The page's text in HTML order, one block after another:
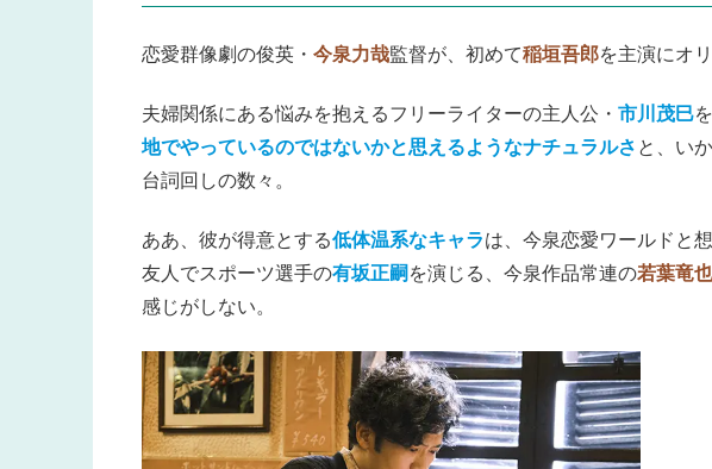
恋愛群像劇の俊英・ 今泉力哉監督が、初めて稲垣吾郎を主演にオ
夫婦関係にある悩みを抱えるフリーライターの主人公・ 市川茂巳を
地でやっているのではないかと思えるようなナチュラルさ と、い
台詞回しの数々。
ああ、彼が得意とする低体温系なキャラは、今泉恋愛ワールドと
友人でスポーツ選手の有坂正嗣 を演じる、今泉作品常連の若葉竜也
感じがしない。